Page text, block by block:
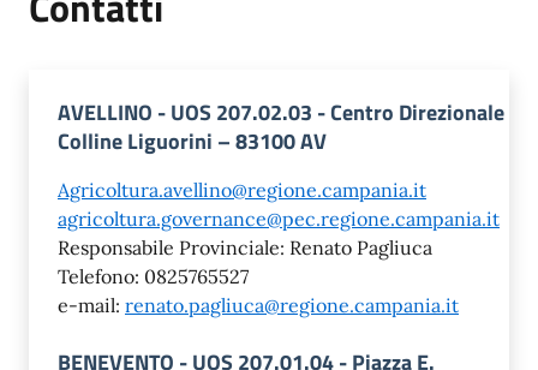
AVELLINO - UOS 207.02.03 - Centro Direzionale
Colline Liguorini – 83100 AV
Agricoltura.avellino@regione.campania.it
agricoltura.governance@pec.regione.campania.it
Responsabile Provinciale: Renato Pagliuca
Telefono: 0825765527
e-mail: renato.pagliuca@regione.campania.it
BENEVENTO - UOS 207.01.04 - Piazza E.